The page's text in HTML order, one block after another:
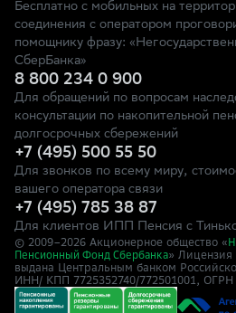
Бесплатно с мобильных на
соединения с оператором
помощнику фразу:
СберБанка»
8 800 234 0 900
Для обращений по вопросам
консультации по накопительной
долгосрочных сбережений
+7 (495) 500 55 50
Для звонков по всему миру,
вашего оператора связи
+7 (495) 785 38 87
Для клиентов ИПП Пенсия с
© 2009–2026 Акционерное общество «
Пенсионный Фонд Сбербанка»
выдана Центральным банком
ИНН/ КПП 7725352740/772501001, ОГРН